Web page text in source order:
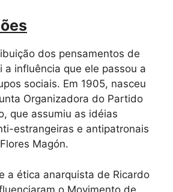
dos pensamentos de
a influência que ele passou a
sociais. Em 1905, nasceu
Organizadora do Partido
que assumiu as idéias
estrangeiras e antipatronais
Magón.
a ética anarquista de Ricardo
o Movimento de